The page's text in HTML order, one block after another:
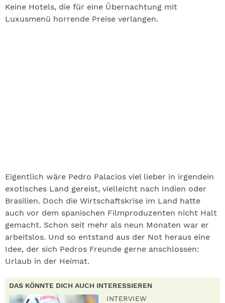
Keine Hotels, die für eine Übernachtung mit
Luxusmenü horrende Preise verlangen.
Eigentlich wäre Pedro Palacios viel lieber in irgendein
exotisches Land gereist, vielleicht nach Indien oder
Brasilien. Doch die Wirtschaftskrise im Land hatte
auch vor dem spanischen Filmproduzenten nicht Halt
gemacht. Schon seit mehr als neun Monaten war er
arbeitslos. Und so entstand aus der Not heraus eine
Idee, der sich Pedros Freunde gerne anschlossen:
Urlaub in der Heimat.
DAS KÖNNTE DICH AUCH INTERESSIEREN
INTERVIEW